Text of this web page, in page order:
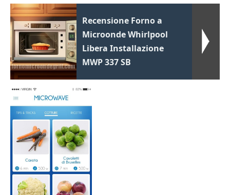
Recensione Forno a
Microonde Whirlpool
Libera Installazione
MWP 337 SB